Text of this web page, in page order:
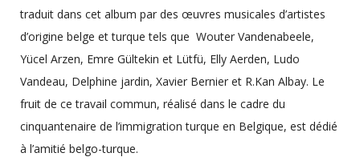
traduit dans cet album par des œuvres musicales d’artistes
d’origine belge et turque tels que Wouter Vandenabeele,
Yücel Arzen, Emre Gültekin et Lütfü, Elly Aerden, Ludo
Vandeau, Delphine jardin, Xavier Bernier et R.Kan Albay. Le
fruit de ce travail commun, réalisé dans le cadre du
cinquantenaire de l’immigration turque en Belgique, est dédié
à l’amitié belgo-turque.